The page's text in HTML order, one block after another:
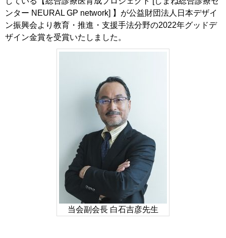
ンター NEURAL GP network] 】が公益財団法人日本デザイ
ン振興会より教育・推進・支援手法分野の2022年グッドデ
ザイン金賞を受賞いたしました。
当会副会長 白石吉彦先生